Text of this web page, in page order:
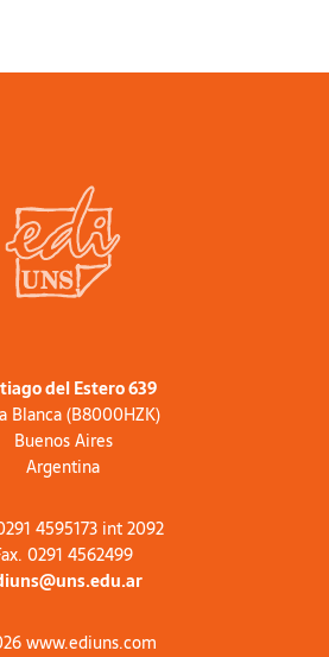
del Estero 639
Blanca (B8000HZK)
Buenos Aires
Argentina
4595173 int 2092
0291 4562499
www.ediuns.com